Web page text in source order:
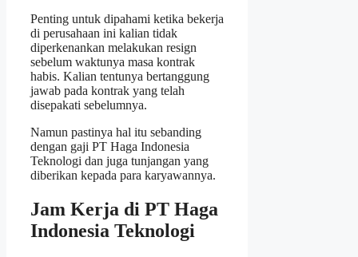
Penting untuk dipahami ketika bekerja
di perusahaan ini kalian tidak
diperkenankan melakukan resign
sebelum waktunya masa kontrak
habis. Kalian tentunya bertanggung
jawab pada kontrak yang telah
disepakati sebelumnya.
Namun pastinya hal itu sebanding
dengan gaji PT Haga Indonesia
Teknologi dan juga tunjangan yang
diberikan kepada para karyawannya.
Jam Kerja di PT Haga
Indonesia Teknologi